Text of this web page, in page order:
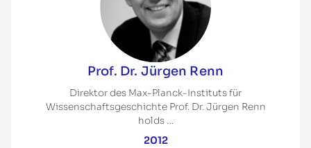
Prof. Dr. Jürgen Renn
Direktor des Max-Planck-Instituts für
Wissenschaftsgeschichte Prof. Dr. Jürgen Renn
holds …
2012